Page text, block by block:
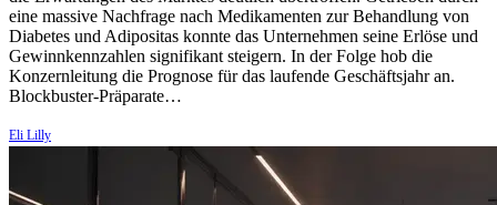
eine massive Nachfrage nach Medikamenten zur Behandlung von
Diabetes und Adipositas konnte das Unternehmen seine Erlöse und
Gewinnkennzahlen signifikant steigern. In der Folge hob die
Konzernleitung die Prognose für das laufende Geschäftsjahr an.
Blockbuster-Präparate…
Eli Lilly